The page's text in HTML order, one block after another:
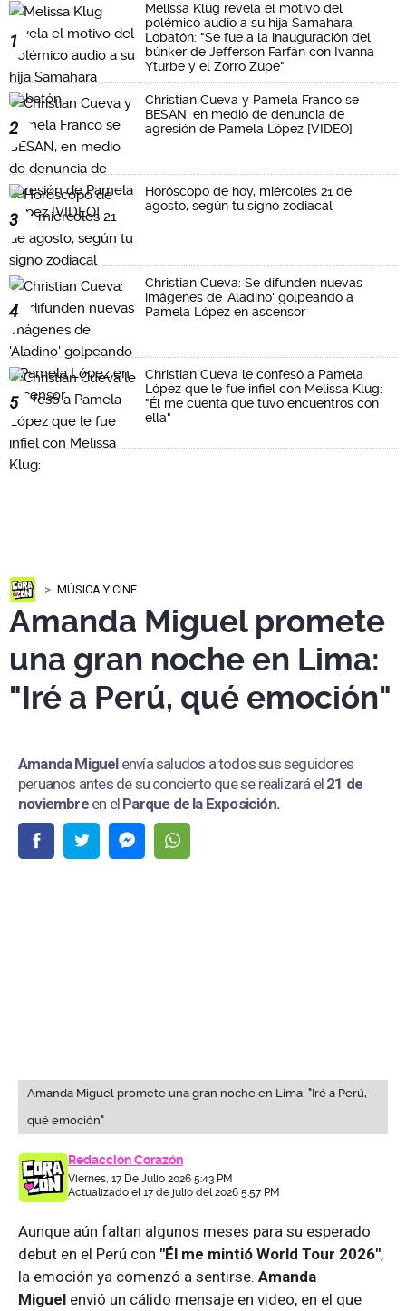
1
Melissa Klug revela el motivo del
polémico audio a su hija Samahara
Lobatón: "Se fue a la inauguración del
búnker de Jefferson Farfán con Ivanna
Yturbe y el Zorro Zupe"
2
Christian Cueva y Pamela Franco se
BESAN, en medio de denuncia de
agresión de Pamela López [VIDEO]
3
Horóscopo de hoy, miércoles 21 de
agosto, según tu signo zodiacal
4
Christian Cueva: Se difunden nuevas
imágenes de 'Aladino' golpeando a
Pamela López en ascensor
5
Christian Cueva le confesó a Pamela
López que le fue infiel con Melissa Klug:
"Él me cuenta que tuvo encuentros con
ella"
MÚSICA Y CINE
Amanda Miguel promete
una gran noche en Lima:
"Iré a Perú, qué emoción"
Amanda Miguel envía saludos a todos sus seguidores
peruanos antes de su concierto que se realizará el 21 de
noviembre en el Parque de la Exposición.
Amanda Miguel promete una gran noche en Lima: "Iré a Perú,
qué emoción"
Redacción Corazón
Viernes, 17 De Julio 2026 5:43 PM
Actualizado el 17 de julio del 2026 5:57 PM
Aunque aún faltan algunos meses para su esperado
debut en el Perú con "Él me mintió World Tour 2026",
la emoción ya comenzó a sentirse. Amanda
Miguel envió un cálido mensaje en video, en el que